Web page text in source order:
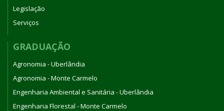
Legislação
Serviços
GRADUAÇÃO
Agronomia - Uberlândia
Agronomia - Monte Carmelo
Engenharia Ambiental e Sanitária - Uberlândia
Engenharia Florestal - Monte Carmelo